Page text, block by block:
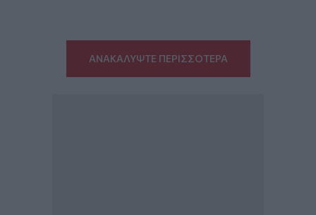
ΑΝΑΚΑΛΥΨΤΕ ΠΕΡΙΣΣΟΤΕΡΑ